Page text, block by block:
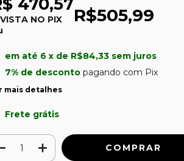
470,57
NO PIX
R$505,99
em até 6 x de R$84,33 sem juros
7% de descontopagando com Pix
mais detalhes
Frete grátis